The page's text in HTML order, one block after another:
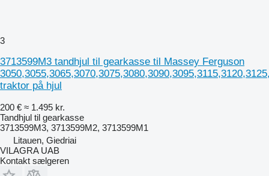
3
3713599M3 tandhjul til gearkasse til Massey Ferguson
traktor på hjul
200 € ≈ 1.495 kr.
Tandhjul til gearkasse
3713599M3, 3713599M2, 3713599M1
Litauen, Giedriai
VILAGRA UAB
Kontakt sælgeren